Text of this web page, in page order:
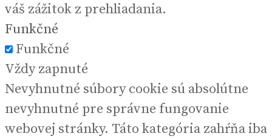
váš zážitok z prehliadania.
Funkčné
Funkčné
Vždy zapnuté
Nevyhnutné súbory cookie sú absolútne
nevyhnutné pre správne fungovanie
webovej stránky. Táto kategória zahŕňa iba